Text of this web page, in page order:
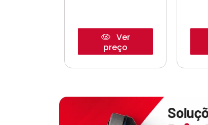
Ver
preço